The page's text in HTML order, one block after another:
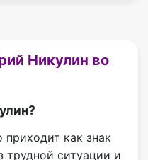
Никулин во
как знак
трудной ситуации и